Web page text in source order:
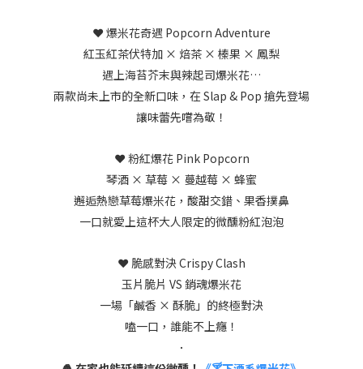
❤️ 爆米花奇遇 Popcorn Adventure
紅玉紅茶伏特加 × 焙茶 × 榛果 × 鳳梨
遇上海苔芥末與辣起司爆米花…
兩款尚未上市的全新口味， 在 Slap & Pop 搶先登場
讓味蕾先嚐為敬！
❤️ 粉紅爆花 Pink Popcorn
琴酒 × 草莓 × 蔓越莓 × 蜂蜜
邂逅熱戀草莓爆米花， 酸甜交錯、果香撲鼻
一口就愛上這杯大人限定的微醺粉紅泡泡
❤️ 脆感對決 Crispy Clash
玉片脆片 VS 銷魂爆米花
一場「鹹香 × 酥脆」的終極對決
嗑一口，誰能不上癮！
．